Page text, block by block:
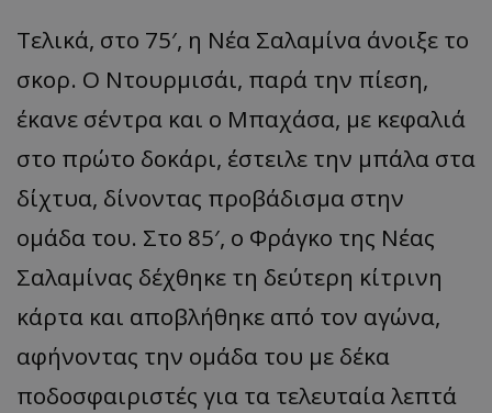
Τελικά, στο 75′, η Νέα Σαλαμίνα άνοιξε το
σκορ. Ο Ντουρμισάι, παρά την πίεση,
έκανε σέντρα και ο Μπαχάσα, με κεφαλιά
στο πρώτο δοκάρι, έστειλε την μπάλα στα
δίχτυα, δίνοντας προβάδισμα στην
ομάδα του. Στο 85′, ο Φράγκο της Νέας
Σαλαμίνας δέχθηκε τη δεύτερη κίτρινη
κάρτα και αποβλήθηκε από τον αγώνα,
αφήνοντας την ομάδα του με δέκα
ποδοσφαιριστές για τα τελευταία λεπτά